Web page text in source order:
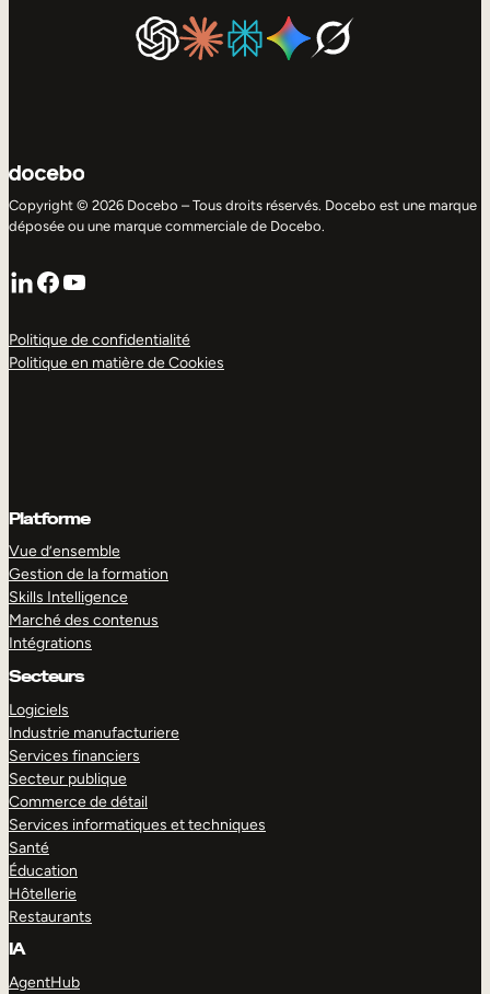
Copyright © 2026 Docebo – Tous droits réservés. Docebo est une marque
déposée ou une marque commerciale de Docebo.
LinkedIn
Facebook
YouTube
Politique de confidentialité
Politique en matière de Cookies
Platforme
Vue d’ensemble
Gestion de la formation
Skills Intelligence
Marché des contenus
Intégrations
Secteurs
Logiciels
Industrie manufacturiere
Services financiers
Secteur publique
Commerce de détail
Services informatiques et techniques
Santé
Éducation
Hôtellerie
Restaurants
IA
AgentHub